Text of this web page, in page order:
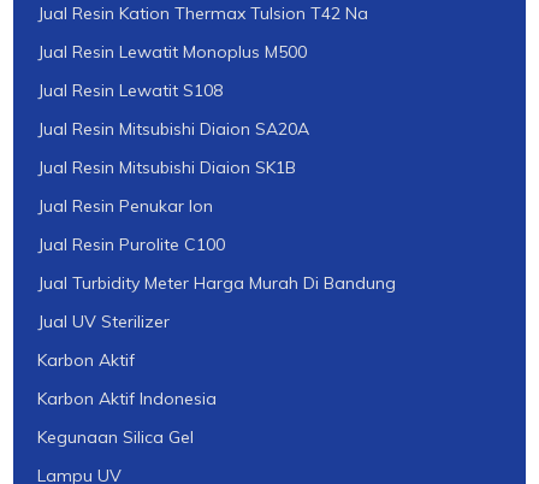
Jual Resin Kation Thermax Tulsion T42 Na
Jual Resin Lewatit Monoplus M500
Jual Resin Lewatit S108
Jual Resin Mitsubishi Diaion SA20A
Jual Resin Mitsubishi Diaion SK1B
Jual Resin Penukar Ion
Jual Resin Purolite C100
Jual Turbidity Meter Harga Murah Di Bandung
Jual UV Sterilizer
Karbon Aktif
Karbon Aktif Indonesia
Kegunaan Silica Gel
Lampu UV